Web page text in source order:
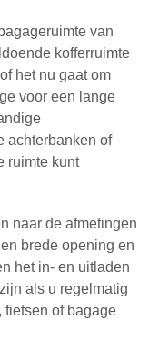
van
kofferruimte
het nu gaat om
voor een lange
achterbanken of
ruimte kunt
naar de afmetingen
brede opening en
het in- en uitladen
als u regelmatig
fietsen of bagage